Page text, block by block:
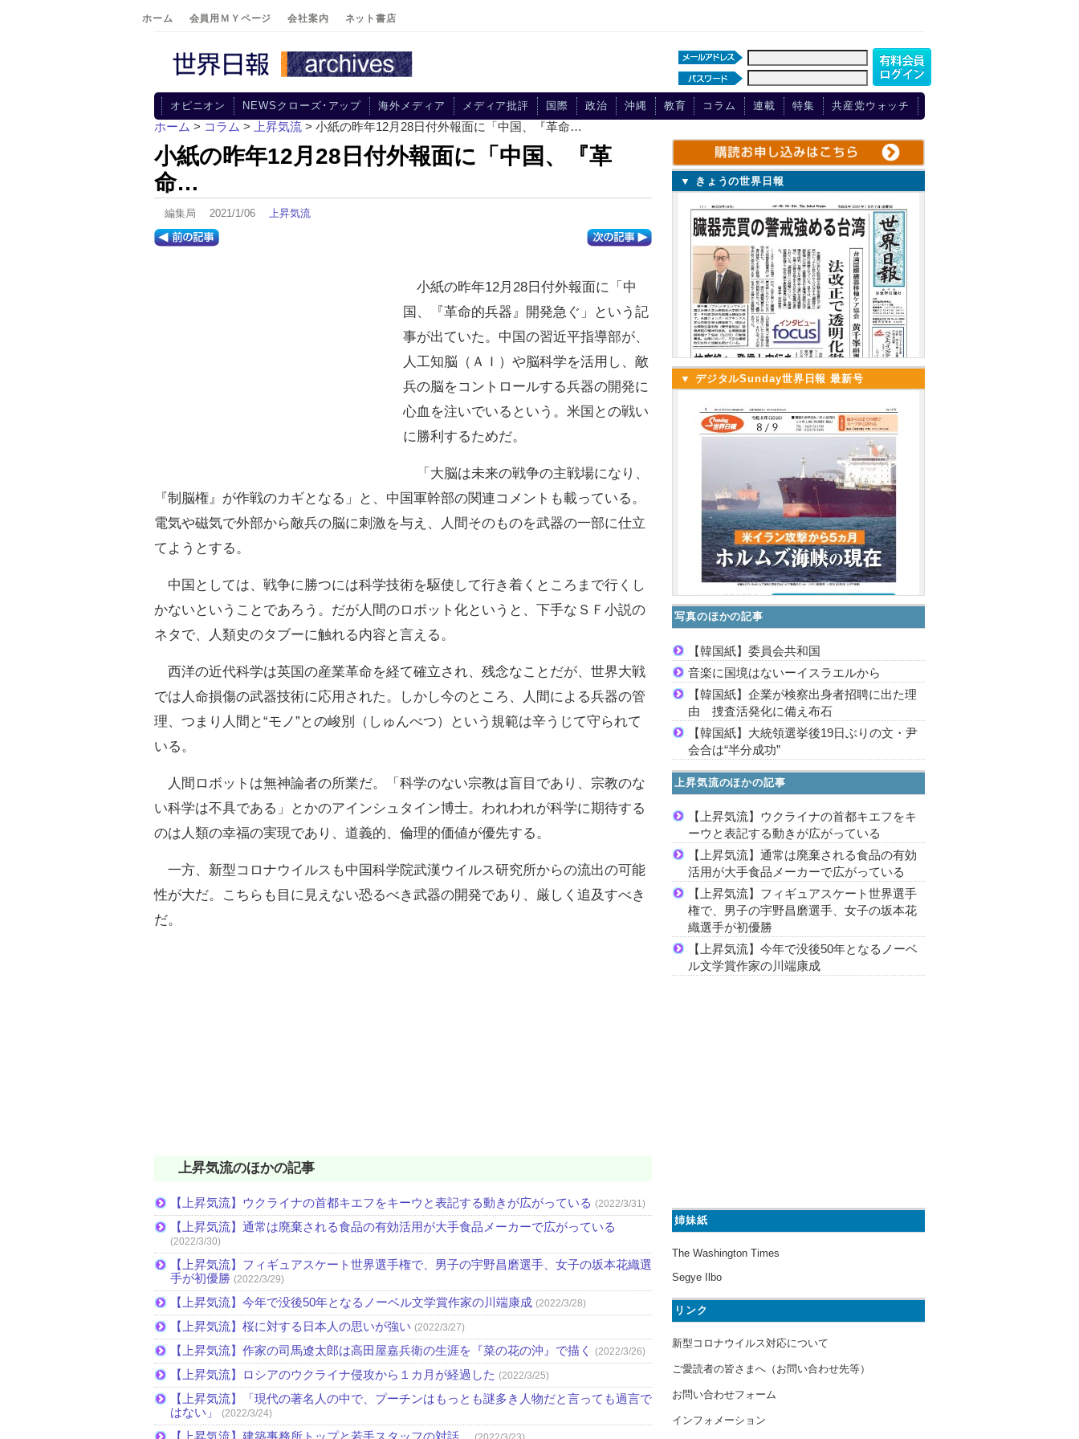
ホーム 会員用ＭＹページ 会社案内 ネット書店
オピニオン NEWSクローズ･アップ 海外メディア メディア批評 国際 政治 沖縄 教育 コラム 連載 特集 共産党ウォッチ
ホーム > コラム > 上昇気流 > 小紙の昨年12月28日付外報面に「中国、『革命…
小紙の昨年12月28日付外報面に「中国、『革
命…
編集局 2021/1/06 上昇気流
小紙の昨年12月28日付外報面に「中
国、『革命的兵器』開発急ぐ」という記
事が出ていた。中国の習近平指導部が、
人工知脳（ＡＩ）や脳科学を活用し、敵
兵の脳をコントロールする兵器の開発に
心血を注いでいるという。米国との戦い
に勝利するためだ。
「大脳は未来の戦争の主戦場になり、
『制脳権』が作戦のカギとなる」と、中国軍幹部の関連コメントも載っている。
電気や磁気で外部から敵兵の脳に刺激を与え、人間そのものを武器の一部に仕立
てようとする。
中国としては、戦争に勝つには科学技術を駆使して行き着くところまで行くし
かないということであろう。だが人間のロボット化というと、下手なＳＦ小説の
ネタで、人類史のタブーに触れる内容と言える。
西洋の近代科学は英国の産業革命を経て確立され、残念なことだが、世界大戦
では人命損傷の武器技術に応用された。しかし今のところ、人間による兵器の管
理、つまり人間と“モノ”との峻別（しゅんべつ）という規範は辛うじて守られて
いる。
人間ロボットは無神論者の所業だ。「科学のない宗教は盲目であり、宗教のな
い科学は不具である」とかのアインシュタイン博士。われわれが科学に期待する
のは人類の幸福の実現であり、道義的、倫理的価値が優先する。
一方、新型コロナウイルスも中国科学院武漢ウイルス研究所からの流出の可能
性が大だ。こちらも目に見えない恐るべき武器の開発であり、厳しく追及すべき
だ。
上昇気流のほかの記事
【上昇気流】ウクライナの首都キエフをキーウと表記する動きが広がっている (2022/3/31)
【上昇気流】通常は廃棄される食品の有効活用が大手食品メーカーで広がっている
(2022/3/30)
【上昇気流】フィギュアスケート世界選手権で、男子の宇野昌磨選手、女子の坂本花織選
手が初優勝 (2022/3/29)
【上昇気流】今年で没後50年となるノーベル文学賞作家の川端康成 (2022/3/28)
【上昇気流】桜に対する日本人の思いが強い (2022/3/27)
【上昇気流】作家の司馬遼太郎は高田屋嘉兵衛の生涯を『菜の花の沖』で描く (2022/3/26)
【上昇気流】ロシアのウクライナ侵攻から１カ月が経過した (2022/3/25)
【上昇気流】「現代の著名人の中で、プーチンはもっとも謎多き人物だと言っても過言で
はない」
(2022/3/24)
【上昇気流】建築事務所トップと若手スタッフの対話。
▼ きょうの世界日報
▼ デジタルSunday世界日報 最新号
写真のほかの記事
【韓国紙】委員会共和国
音楽に国境はないーイスラエルから
【韓国紙】企業が検察出身者招聘に出た理
由 捜査活発化に備え布石
【韓国紙】大統領選挙後19日ぶりの文・尹
会合は“半分成功”
上昇気流のほかの記事
【上昇気流】ウクライナの首都キエフをキ
ーウと表記する動きが広がっている
【上昇気流】通常は廃棄される食品の有効
活用が大手食品メーカーで広がっている
【上昇気流】フィギュアスケート世界選手
権で、男子の宇野昌磨選手、女子の坂本花
織選手が初優勝
【上昇気流】今年で没後50年となるノーベ
ル文学賞作家の川端康成
姉妹紙
The Washington Times
Segye Ilbo
リンク
新型コロナウイルス対応について
ご愛読者の皆さまへ（お問い合わせ先等）
お問い合わせフォーム
インフォメーション